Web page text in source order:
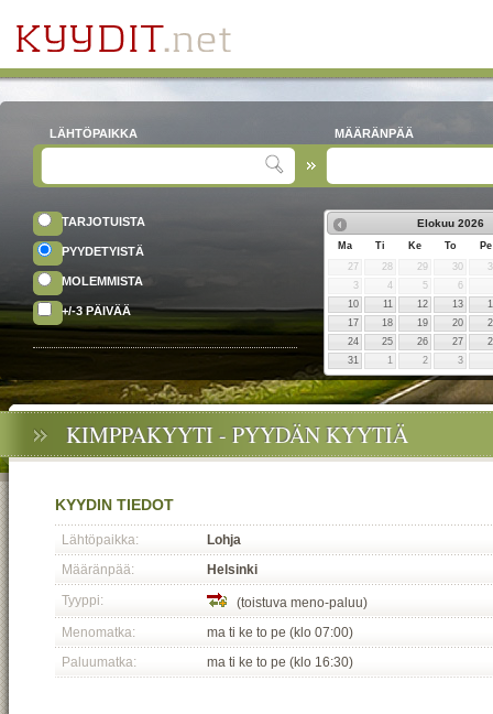
LÄHTÖPAIKKA MÄÄRÄNPÄÄ
TARJOTUISTA
PYYDETYISTÄ
MOLEMMISTA
+/-3 PÄIVÄÄ
Elokuu 2026
Ma Ti Ke To
Pe
27
28 29 30
3
4 5
6
10
11 12 13
17
18 19 20
24
25 26 27
31
1 2 3
KIMPPAKYYTI - PYYDÄN KYYTIÄ
KYYDIN TIEDOT
Lähtöpaikka:
Lohja
Määränpää:
Helsinki
Tyyppi:
(toistuva meno-paluu)
Menomatka:
ma ti ke to pe (klo 07:00)
Paluumatka:
ma ti ke to pe (klo 16:30)